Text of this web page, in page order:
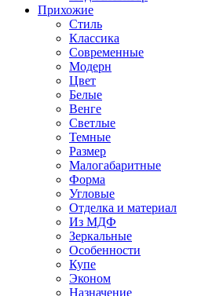
Прихожие
Стиль
Классика
Современные
Модерн
Цвет
Белые
Венге
Светлые
Темные
Размер
Малогабаритные
Форма
Угловые
Отделка и материал
Из МДФ
Зеркальные
Особенности
Купе
Эконом
Назначение